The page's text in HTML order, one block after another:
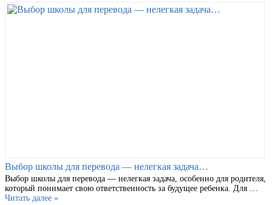
Выбор школы для перевода — нелегкая задача…
Выбор школы для перевода — нелегкая задача, особенно для родителя,
который понимает свою ответственность за будущее ребенка. Для …
Читать далее »